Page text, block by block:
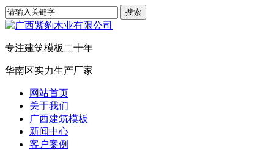
专注建筑模板二十年
华南区实力生产厂家
网站首页
关于我们
广西建筑模板
新闻中心
客户案例